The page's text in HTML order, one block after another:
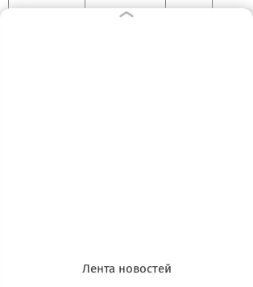
Лента новостейВс.: